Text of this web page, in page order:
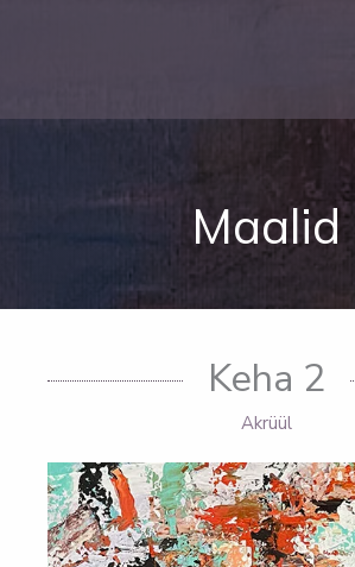
Maalid
Keha 2
Akrüül